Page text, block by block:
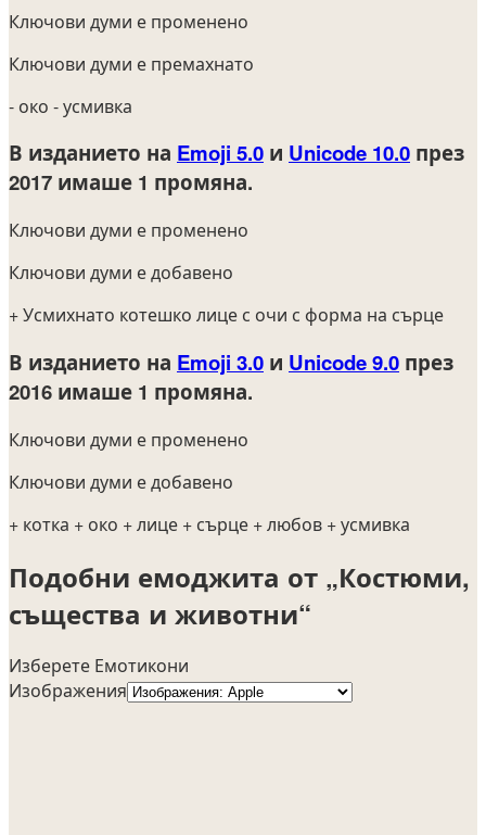
Ключови думи е променено
Ключови думи е премахнато
- око - усмивка
В изданието на Emoji 5.0 и Unicode 10.0 през
2017 имаше 1 промяна.
Ключови думи е променено
Ключови думи е добавено
+ Усмихнато котешко лице с очи с форма на сърце
В изданието на Emoji 3.0 и Unicode 9.0 през
2016 имаше 1 промяна.
Ключови думи е променено
Ключови думи е добавено
+ котка + око + лице + сърце + любов + усмивка
Подобни емоджита от „Костюми,
същества и животни“
Изберете Емотикони
Изображения